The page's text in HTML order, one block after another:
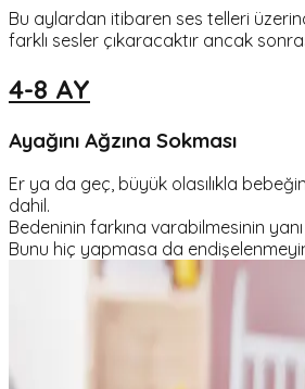
Bu aylardan itibaren ses telleri
farklı sesler çıkaracaktır ancak
4-8 AY
Ayağını Ağzına Sokması
Er ya da geç, büyük olasılıkla
dahil.
Bedeninin farkına varabilmesinin
Bunu hiç yapmasa da